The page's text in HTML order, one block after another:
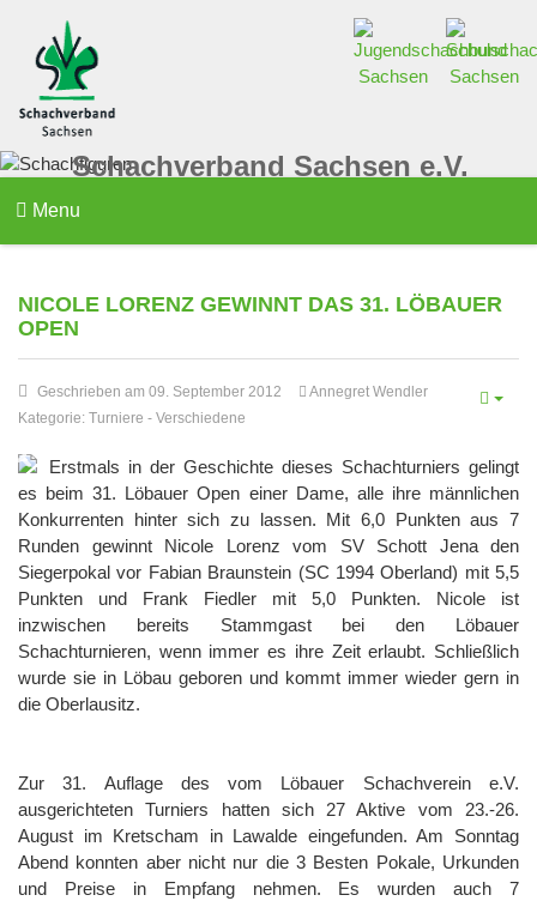
Schachverband Sachsen e.V.
Menu
NICOLE LORENZ GEWINNT DAS 31. LÖBAUER
OPEN
Geschrieben am 09. September 2012
Annegret Wendler
Kategorie: Turniere - Verschiedene
Erstmals in der Geschichte dieses Schachturniers gelingt
es beim 31. Löbauer Open einer Dame, alle ihre männlichen
Konkurrenten hinter sich zu lassen. Mit 6,0 Punkten aus 7
Runden gewinnt Nicole Lorenz vom SV Schott Jena den
Siegerpokal vor Fabian Braunstein (SC 1994 Oberland) mit 5,5
Punkten und Frank Fiedler mit 5,0 Punkten. Nicole ist
inzwischen bereits Stammgast bei den Löbauer
Schachturnieren, wenn immer es ihre Zeit erlaubt. Schließlich
wurde sie in Löbau geboren und kommt immer wieder gern in
die Oberlausitz.
Zur 31. Auflage des vom Löbauer Schachverein e.V.
ausgerichteten Turniers hatten sich 27 Aktive vom 23.-26.
August im Kretscham in Lawalde eingefunden. Am Sonntag
Abend konnten aber nicht nur die 3 Besten Pokale, Urkunden
und Preise in Empfang nehmen. Es wurden auch 7